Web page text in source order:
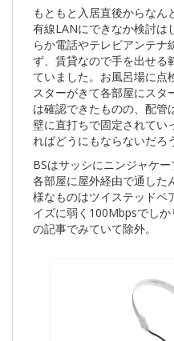
をYAMAHA RTX1210
担させることにしてだ
もともと入居直後からなん
有線LANにできなか検討は
らか電話やテレビアンテナ
ず、賃貸なので手を出せる
ていました。お風呂場に点
スターがきて各部屋にス
は確認できたものの、配管
壁に直打ちで固定されてい
ればどうにもならないだろ
BSはサッシにニンジャケ
各部屋に屋外経由で通した
様なものはツイステッドペ
イズに弱く100Mbpsでし
の記事でみていて除外。